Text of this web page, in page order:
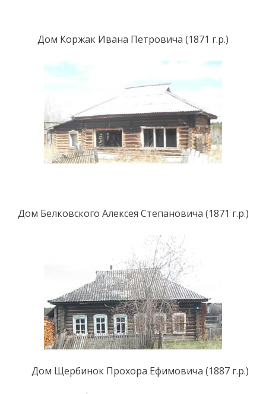
Дом Коржак Ивана Петровича (1871 г.р.)
Дом Белковского Алексея Степановича (1871 г.р.)
Дом Щербинок Прохора Ефимовича (1887 г.р.)